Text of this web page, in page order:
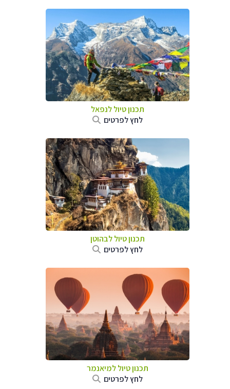
תכנון טיול לנפאל
לחץ לפרטים
תכנון טיול לבהוטן
לחץ לפרטים
תכנון טיוללמיאנמר
לחץ לפרטים